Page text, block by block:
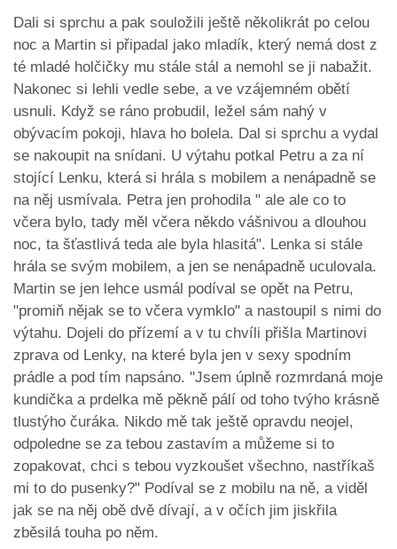
Dali si sprchu a pak souložili ještě několikrát po celou
noc a Martin si připadal jako mladík, který nemá dost z
té mladé holčičky mu stále stál a nemohl se ji nabažit.
Nakonec si lehli vedle sebe, a ve vzájemném obětí
usnuli. Když se ráno probudil, ležel sám nahý v
obývacím pokoji, hlava ho bolela. Dal si sprchu a vydal
se nakoupit na snídani. U výtahu potkal Petru a za ní
stojící Lenku, která si hrála s mobilem a nenápadně se
na něj usmívala. Petra jen prohodila " ale ale co to
včera bylo, tady měl včera někdo vášnivou a dlouhou
noc, ta šťastlivá teda ale byla hlasitá". Lenka si stále
hrála se svým mobilem, a jen se nenápadně uculovala.
Martin se jen lehce usmál podíval se opět na Petru,
"promiň nějak se to včera vymklo" a nastoupil s nimi do
výtahu. Dojeli do přízemí a v tu chvíli přišla Martinovi
zprava od Lenky, na které byla jen v sexy spodním
prádle a pod tím napsáno. "Jsem úplně rozmrdaná moje
kundička a prdelka mě pěkně pálí od toho tvýho krásně
tlustýho čuráka. Nikdo mě tak ještě opravdu neojel,
odpoledne se za tebou zastavím a můžeme si to
zopakovat, chci s tebou vyzkoušet všechno, nastříkaš
mi to do pusenky?" Podíval se z mobilu na ně, a viděl
jak se na něj obě dvě dívají, a v očích jim jiskřila
zběsilá touha po něm.